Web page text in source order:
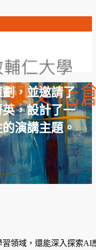
，並邀請了
，設計了一
演講主題。
領域，還能深入探索